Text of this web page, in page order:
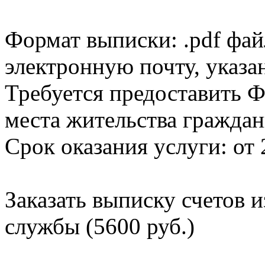
Формат выписки: .pdf
электронную почту,
Требуется
места жительства
Срок оказания услуги: от
Заказать выписку счетов
службы (5600 руб.)